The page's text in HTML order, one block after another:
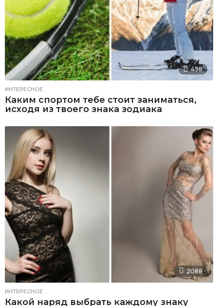
498
ИНТЕРЕСНОЕ
Каким спортом тебе стоит заниматься,
исходя из твоего знака зодиака
2088
ИНТЕРЕСНОЕ
Какой наряд выбрать каждому знаку